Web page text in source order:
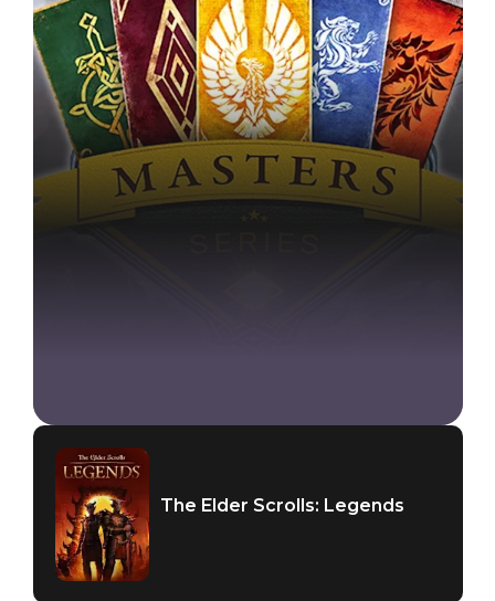
The Elder Scrolls: Legends
23 de julio de 2019
The Elder Scrolls: Legends